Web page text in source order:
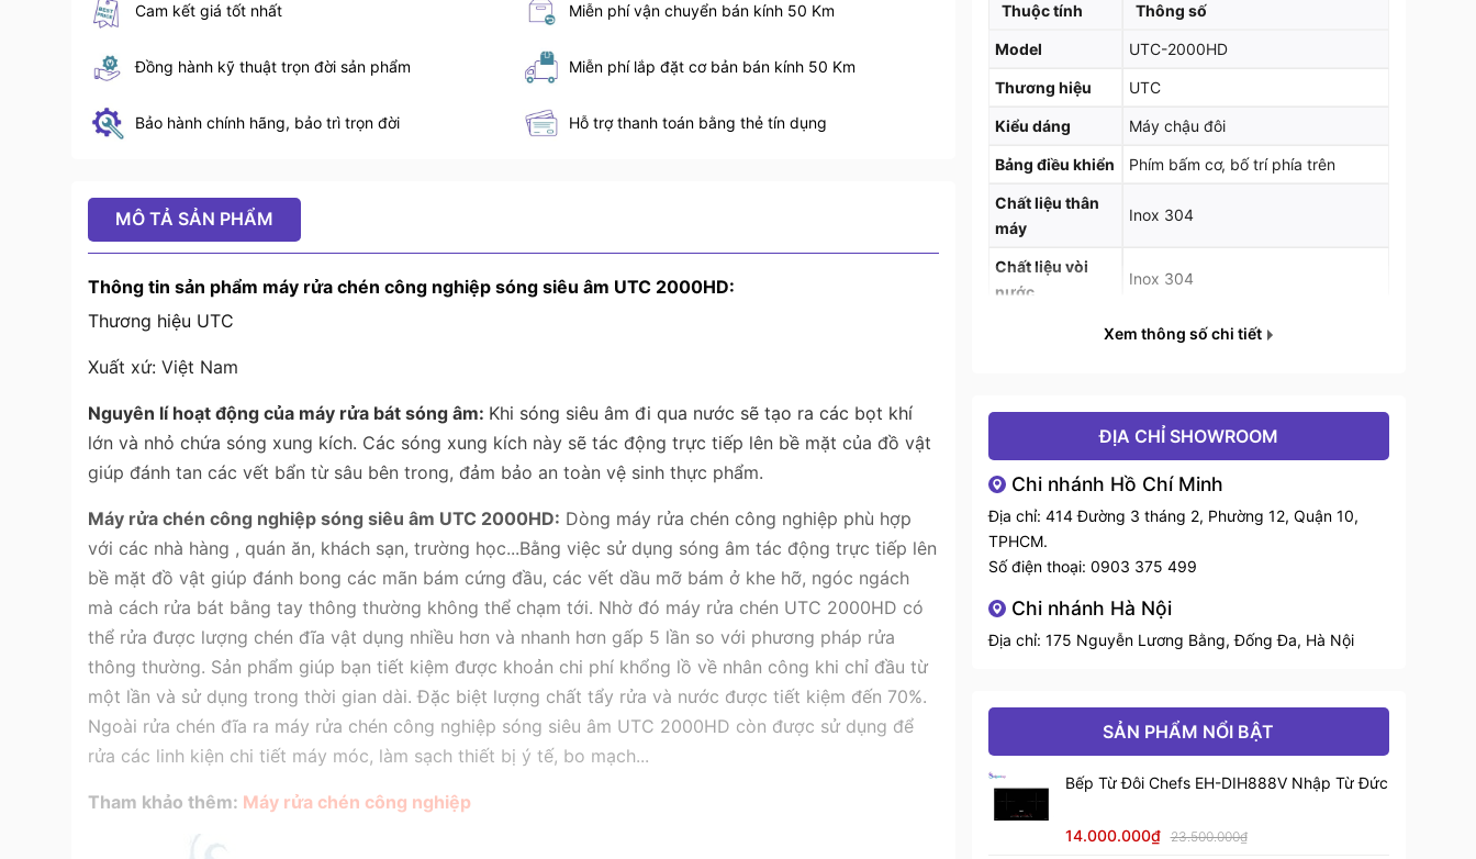
Cam kết giá tốt nhất Miễn phí vận chuyển bán kính 50 Km
Đồng hành kỹ thuật trọn đời sản phẩm Miễn phí lắp đặt cơ bản bán kính 50 Km
Bảo hành chính hãng, bảo trì trọn đời Hỗ trợ thanh toán bằng thẻ tín dụng
MÔ TẢ SẢN PHẨM
Thông tin sản phẩm máy rửa chén công nghiệp sóng siêu âm UTC 2000HD:
Thương hiệu UTC
Xuất xứ: Việt Nam
Nguyên lí hoạt động của máy rửa bát sóng âm: Khi sóng siêu âm đi qua nước sẽ tạo ra các bọt khí
lớn và nhỏ chứa sóng xung kích. Các sóng xung kích này sẽ tác động trực tiếp lên bề mặt của đồ vật
giúp đánh tan các vết bẩn từ sâu bên trong, đảm bảo an toàn vệ sinh thực phẩm.
Máy rửa chén công nghiệp sóng siêu âm UTC 2000HD: Dòng máy rửa chén công nghiệp phù hợp
với các nhà hàng , quán ăn, khách sạn, trường học...Bằng việc sử dụng sóng âm tác động trực tiếp lên
bề mặt đồ vật giúp đánh bong các mãn bám cứng đầu, các vết dầu mỡ bám ở khe hỡ, ngóc ngách
mà cách rửa bát bằng tay thông thường không thể chạm tới. Nhờ đó máy rửa chén UTC 2000HD có
thể rửa được lượng chén đĩa vật dụng nhiều hơn và nhanh hơn gấp 5 lần so với phương pháp rửa
thông thường. Sản phẩm giúp bạn tiết kiệm được khoản chi phí khổng lồ về nhân công khi chỉ đầu từ
một lần và sử dụng trong thời gian dài. Đặc biệt lượng chất tẩy rửa và nước được tiết kiệm đến 70%.
Ngoài rửa chén đĩa ra máy rửa chén công nghiệp sóng siêu âm UTC 2000HD còn được sử dụng để
rửa các linh kiện chi tiết máy móc, làm sạch thiết bị ý tế, bo mạch...
Tham khảo thêm: Máy rửa chén công nghiệp
Thuộc tính Thông số
Model UTC-2000HD
Thương hiệu UTC
Kiểu dáng Máy chậu đôi
Bảng điều khiển Phím bấm cơ, bố trí phía trên
Chất liệu thân
máy
Inox 304
Chất liệu vòi
nước
Inox 304
Chất liệu thanh
Inox 304
0 – 70 ℃
Công suất làm
nóng
7.000 W
Công suất sóng
siêu âm
Tổng công suất 9.400 W
Số lượng bộ
40 chiếc
320 món
(1 giờ)
4.700 món
Thể tích chậu
171 lít
Xem thông số chi tiết
ĐỊA CHỈ SHOWROOM
Chi nhánh Hồ Chí Minh
Địa chỉ: 414 Đường 3 tháng 2, Phường 12, Quận 10,
TPHCM.
Số điện thoại: 0903 375 499
Chi nhánh Hà Nội
Địa chỉ: 175 Nguyễn Lương Bằng, Đống Đa, Hà Nội
SẢN PHẨM NỔI BẬT
Bếp Từ Đôi Chefs EH-DIH888V Nhập Từ Đức
14.000.000₫ 23.500.000₫